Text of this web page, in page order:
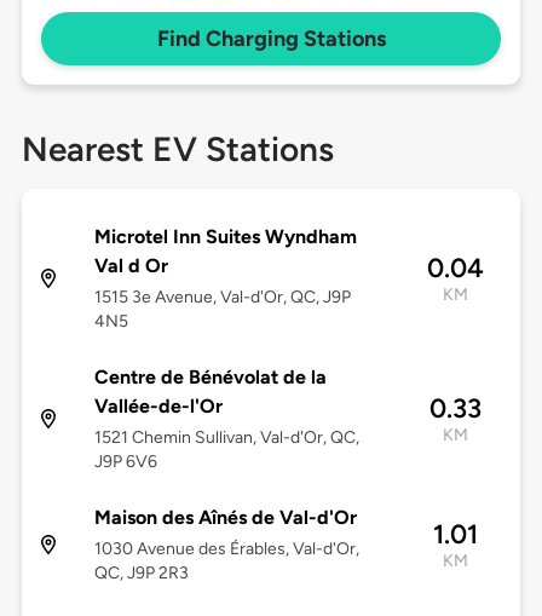
Find Charging Stations
Nearest EV Stations
Microtel Inn Suites Wyndham
Val d Or
1515 3e Avenue, Val-d'Or, QC, J9P
4N5
0.04
KM
Centre de Bénévolat de la
Vallée-de-l'Or
1521 Chemin Sullivan, Val-d'Or, QC,
J9P 6V6
0.33
KM
Maison des Aînés de Val-d'Or
1030 Avenue des Érables, Val-d'Or,
QC, J9P 2R3
1.01
KM